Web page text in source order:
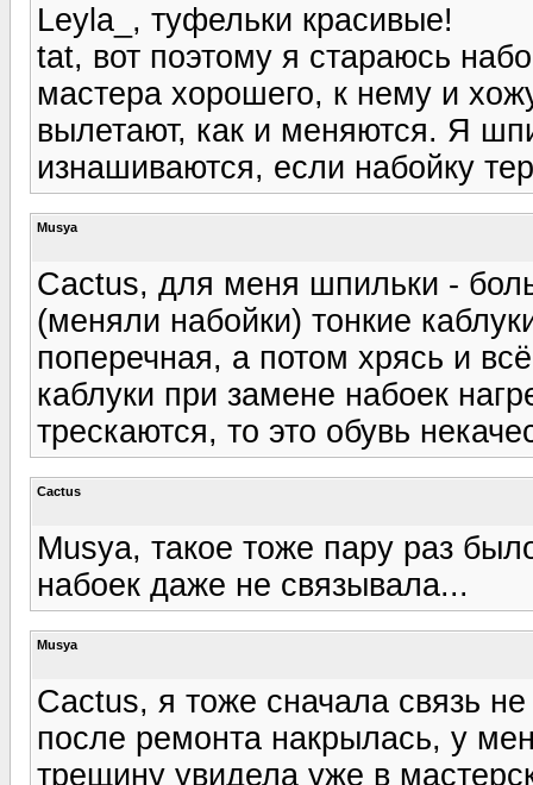
Leyla_, туфельки красивые!
tat, вот поэтому я стараюсь
мастера хорошего, к нему и
вылетают, как и меняются. Я
изнашиваются, если набойку
Musya
Cactus, для меня шпильки -
(меняли набойки) тонкие
поперечная, а потом хрясь и
каблуки при замене набоек
трескаются, то это обувь
Cactus
Musya, такое тоже пару раз
набоек даже не связывала...
Musya
Cactus, я тоже cначала связь
после ремонта накрылась, у
трещину увидела уже в